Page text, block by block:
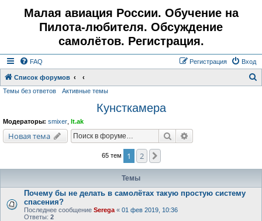
Малая авиация России. Обучение на
Пилота-любителя. Обсуждение
самолётов. Регистрация.
FAQ Вход
Регистрация
Список форумов
Темы без ответов Активные темы
Кунсткамера
Модераторы: smixer lt.ak
Новая тема Поиск
65 тем 1 2
Темы
Почему бы не делать в самолётах такую простую систему
спасения?
Последнее сообщение Serega « 01 фев 2019, 10:36
Ответы: 2